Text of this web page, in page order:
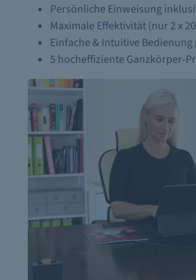
Persönliche Einweisung
Maximale Effektivität (nur 2 x
Einfache & Intuitive Bedienung
5 hocheffiziente Ganzkörper-